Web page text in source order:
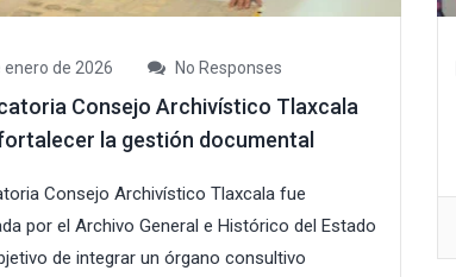
enero de 2026 No Responses
Consejo Archivístico Tlaxcala
la gestión documental
Consejo Archivístico Tlaxcala fue
por el Archivo General e Histórico del Estado
de integrar un órgano consultivo